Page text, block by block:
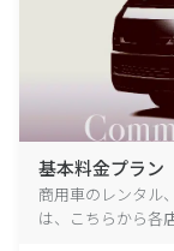
基本料金プラン
商用車のレンタル
は、こちらから各